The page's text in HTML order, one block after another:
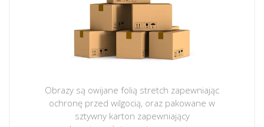
Obrazy są owijane folią stretch zapewniając
ochronę przed wilgocią, oraz pakowane w
sztywny karton zapewniający